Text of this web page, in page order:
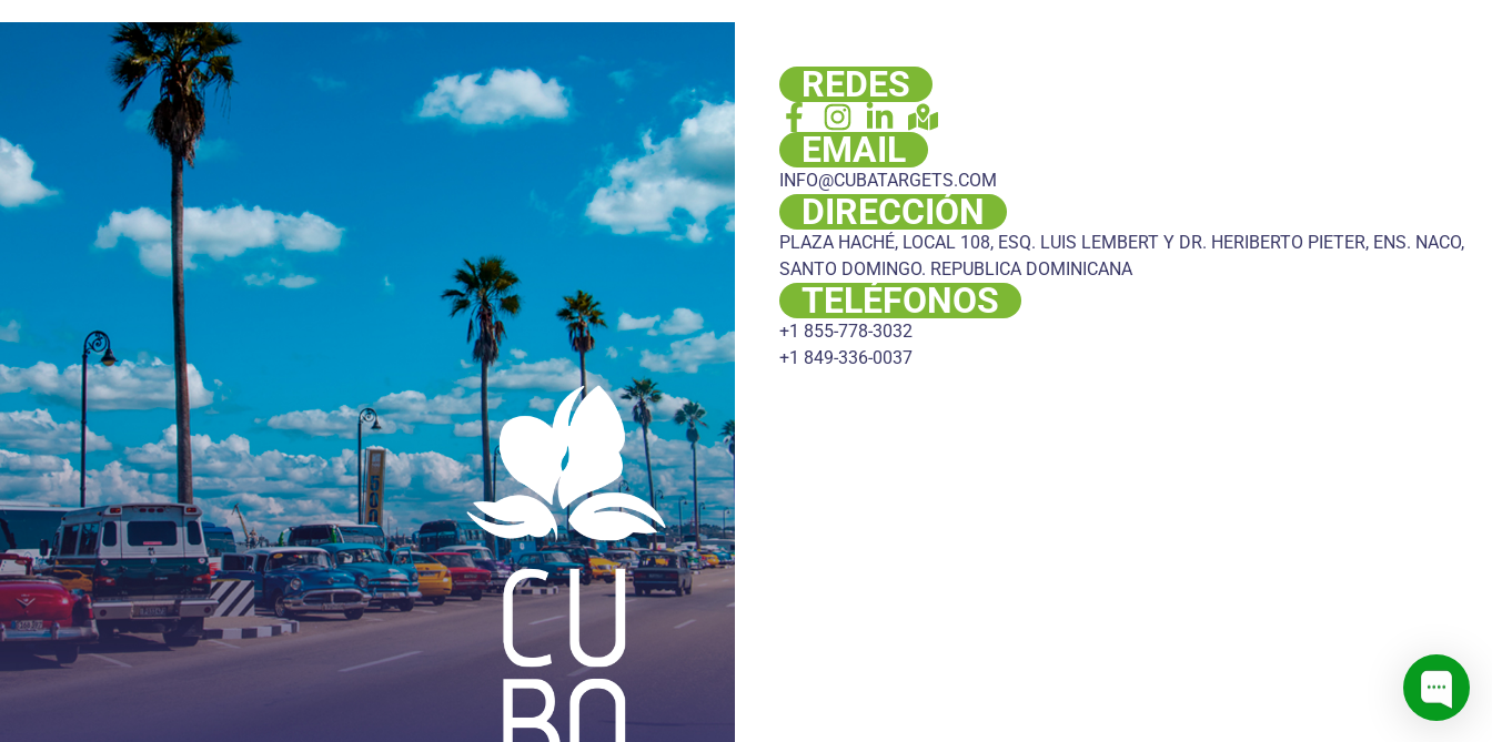
REDES
EMAIL
INFO@CUBATARGETS.COM
DIRECCIÓN
PLAZA HACHÉ, LOCAL 108, ESQ. LUIS LEMBERT Y DR. HERIBERTO PIETER, ENS. NACO,
SANTO DOMINGO. REPUBLICA DOMINICANA
TELÉFONOS
+1 855-778-3032
+1 849-336-0037